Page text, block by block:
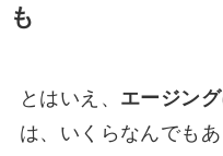
も
とはいえ、 エージン
は、いくらなんでも